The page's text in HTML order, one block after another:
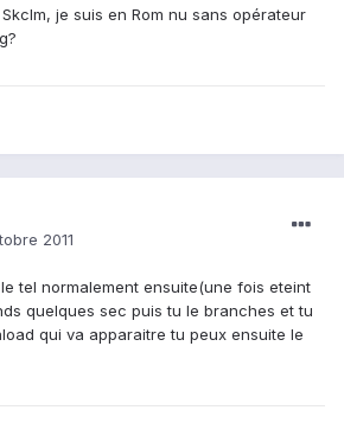
je suis en Rom nu sans opérateur
2011
tel normalement ensuite(une fois eteint
quelques sec puis tu le branches et tu
qui va apparaitre tu peux ensuite le